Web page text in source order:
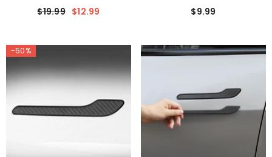
ABS) Pour Tesla (2017-2024) (4
$19.99 $12.99
Protection De Poignée De Porte
$9.99
-50%